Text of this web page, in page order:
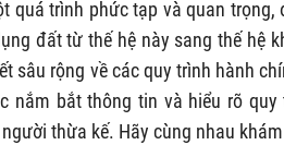
quá trình phức tạp và quan
đất từ thế hệ này sang thế hệ
sâu rộng về các quy trình hành
nắm bắt thông tin và hiểu rõ
thừa kế. Hãy cùng nhau